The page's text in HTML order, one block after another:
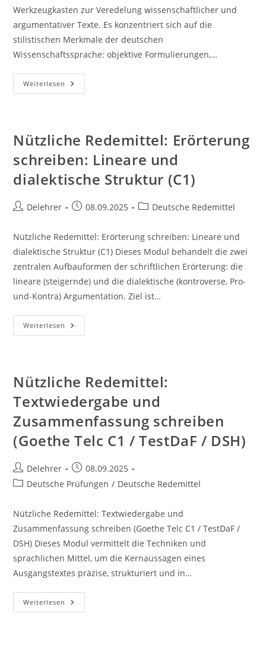
Werkzeugkasten zur Veredelung wissenschaftlicher und
argumentativer Texte. Es konzentriert sich auf die
stilistischen Merkmale der deutschen
Wissenschaftssprache: objektive Formulierungen,…
Weiterlesen Nützliche
Redemittel:
(C1)
Nützliche Redemittel: Erörterung
schreiben: Lineare und
dialektische Struktur (C1)
Beitrags-
Delehrer
Beitrag08.09.2025
Beitrags-
Deutsche Redemittel
Nützliche Redemittel: Erörterung schreiben: Lineare und
dialektische Struktur (C1) Dieses Modul behandelt die zwei
zentralen Aufbauformen der schriftlichen Erörterung: die
lineare (steigernde) und die dialektische (kontroverse, Pro-
und-Kontra) Argumentation. Ziel ist…
Weiterlesen Nützliche
Redemittel:
Dialektische
Struktur
Nützliche Redemittel:
Textwiedergabe und
Zusammenfassung schreiben
(Goethe Telc C1 / TestDaF / DSH)
Beitrags-
Autor:
Delehrer
Beitrag
veröffentlicht:
08.09.2025
Beitrags-
Deutsche Prüfungen / Deutsche Redemittel
Nützliche Redemittel: Textwiedergabe und
Zusammenfassung schreiben (Goethe Telc C1 / TestDaF /
DSH) Dieses Modul vermittelt die Techniken und
sprachlichen Mittel, um die Kernaussagen eines
Ausgangstextes präzise, strukturiert und in…
Weiterlesen Nützliche
Redemittel: